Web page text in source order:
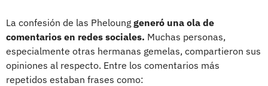
La confesión de las Pheloung generó una ola de
comentarios en redes sociales. Muchas personas,
especialmente otras hermanas gemelas, compartieron sus
opiniones al respecto. Entre los comentarios más
repetidos estaban frases como: